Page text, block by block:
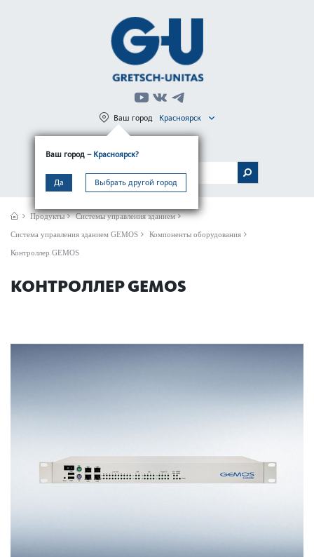
Ваш город – Красноярск?
Да Выбрать другой город
Ваш город Красноярск
МЕНЮ
Продукты Системы управления зданием
Сис­тема управ­ления зданием GEMOS Компоненты оборудования
Контроллер GEMOS
КОНТРОЛЛЕР GEMOS